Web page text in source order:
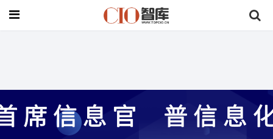
首页>行业动态
人工智能赋能新型工业化齐鲁行暨“人工智